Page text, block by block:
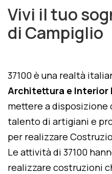
Vivi il tuo
di Campiglio
37100 è una realtà
Architettura e Interior
mettere a
talento di artigiani e
per realizzare
Le attività di 37100
realizzare costruzioni